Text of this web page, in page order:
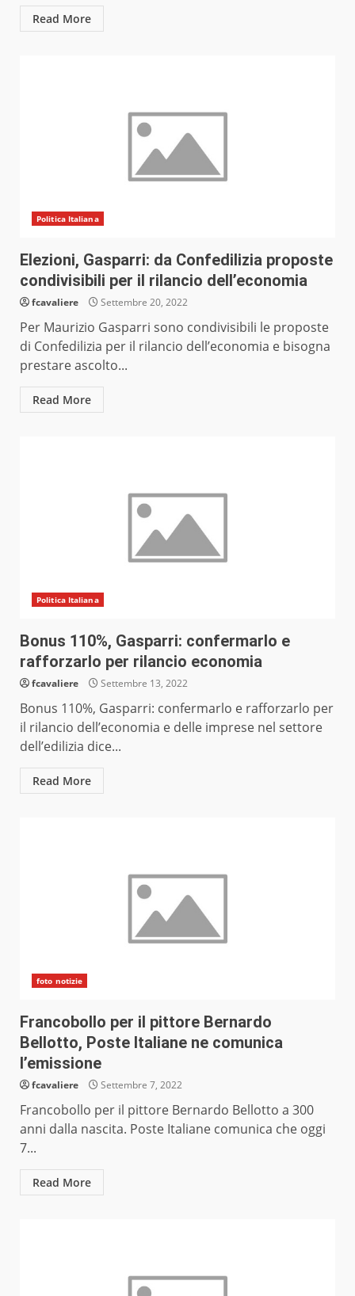
Read More
Politica Italiana
Elezioni, Gasparri: da Confedilizia proposte
condivisibili per il rilancio dell’economia
fcavaliere Settembre 20, 2022
Per Maurizio Gasparri sono condivisibili le proposte
di Confedilizia per il rilancio dell’economia e bisogna
prestare ascolto...
Read More
Politica Italiana
Bonus 110%, Gasparri: confermarlo e
rafforzarlo per rilancio economia
fcavaliere Settembre 13, 2022
Bonus 110%, Gasparri: confermarlo e rafforzarlo per
il rilancio dell’economia e delle imprese nel settore
dell’edilizia dice...
Read More
foto notizie
Francobollo per il pittore Bernardo
Bellotto, Poste Italiane ne comunica
l’emissione
fcavaliere Settembre 7, 2022
Francobollo per il pittore Bernardo Bellotto a 300
anni dalla nascita. Poste Italiane comunica che oggi
7...
Read More